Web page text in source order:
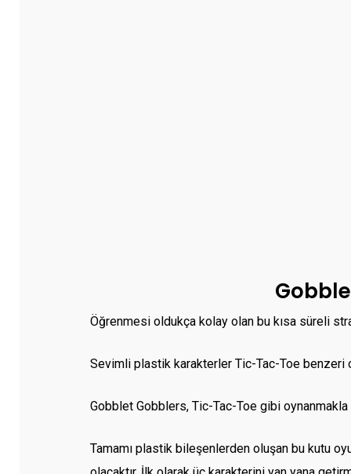
Öğrenmesi oldukça kolay olan bu kısa süreli
Sevimli plastik karakterler Tic-Tac-Toe benzeri
Gobblet Gobblers, Tic-Tac-Toe gibi
Tamamı plastik bileşenlerden oluşan bu kutu